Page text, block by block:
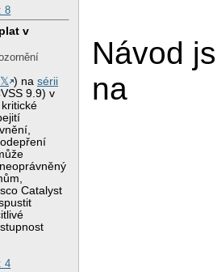
8
v
𝕏 ) nasérii
9.9) v
Catalyst
4
Návod
na